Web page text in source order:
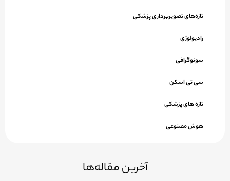
تازه‌های تصویربرداری پزشکی
رادیولوژی
سونوگرافی
سی تی اسکن
تازه های پزشکی
هوش مصنوعی
آخرین مقاله‌ها